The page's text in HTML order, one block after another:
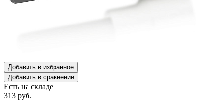
Добавить в избранное
Добавить в сравнение
Есть на складе
313 руб.